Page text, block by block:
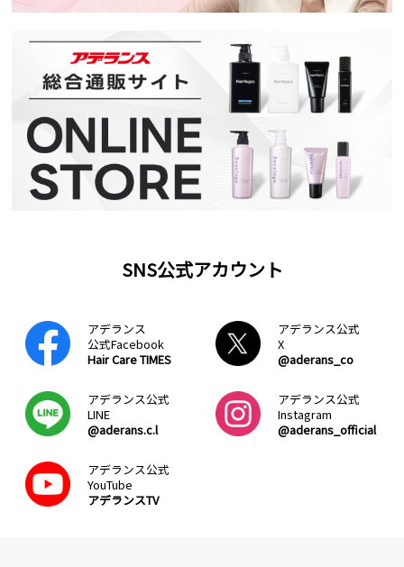
SNS公式アカウント
アデランス
公式Facebook
Hair Care TIMES
アデランス公式
X
@aderans_co
アデランス公式
LINE
@aderans.c.l
アデランス公式
Instagram
@aderans_official
アデランス公式
YouTube
アデランスTV